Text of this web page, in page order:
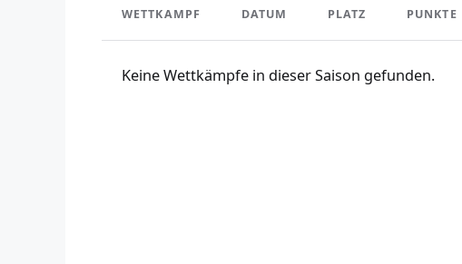
WETTKAMPF DATUM PLATZ PUNKTE
Keine Wettkämpfe in dieser Saison gefunden.